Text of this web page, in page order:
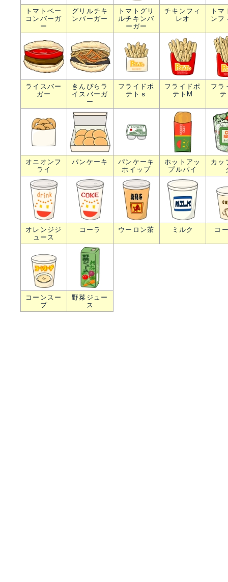
トマトベー
コンバーガ
ー
グリルチキ
ンバーガー
トマトグリ
ルチキンバ
ーガー
チキンフィ
レオ
トマ
ンフ
ライスバー
ガー
きんぴらラ
イスバーガ
ー
フライドポ
テトｓ
フライドポ
テトM
フラ
オニオンフ
ライ
パンケーキ
パンケーキ
ホイップ
ホットアッ
プルパイ
カッ
オレンジジ
ュース
コーラ ウーロン茶 ミルク コ
コーンスー
プ
野菜ジュー
ス